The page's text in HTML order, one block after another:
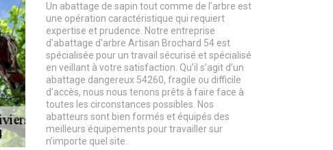
Un abattage de sapin tout comme de l’arbre est
une opération caractéristique qui requiert
expertise et prudence. Notre entreprise
d'abattage d'arbre Artisan Brochard 54 est
spécialisée pour un travail sécurisé et spécialisé
en veillant à votre satisfaction. Qu’il s’agit d’un
abattage dangereux 54260, fragile ou difficile
d’accès, nous nous tenons prêts à faire face à
toutes les circonstances possibles. Nos
abatteurs sont bien formés et équipés des
meilleurs équipements pour travailler sur
n’importe quel site.